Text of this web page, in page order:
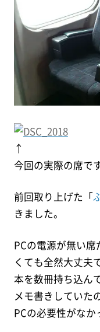
↑
今回の実際の席です
前回取り上げた「
きました。
PCの電源が無い
くても全然大丈夫
本を数冊持ち込ん
メモ書きしていた
PCの必要性がなか